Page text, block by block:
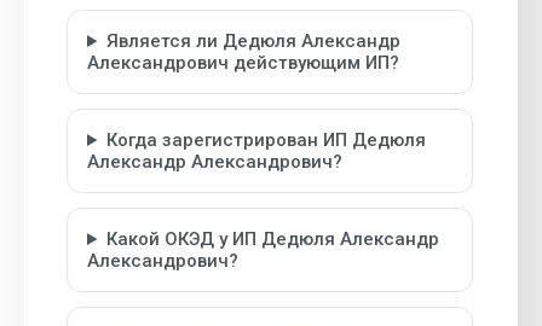
Является ли Дедюля Александр
Александрович действующим ИП?
Когда зарегистрирован ИП Дедюля
Александр Александрович?
Какой ОКЭД у ИП Дедюля Александр
Александрович?